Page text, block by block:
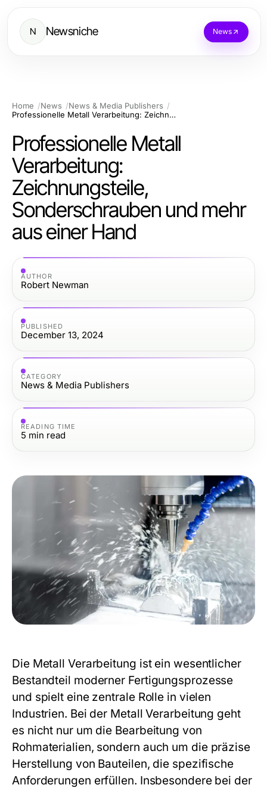
N Newsniche News
Home News
News & Media Publishers
Professionelle Metall Verarbeitung: Zeichnungsteile, Sonderschrauben und mehr aus einer Hand
Professionelle Metall
Verarbeitung:
Zeichnungsteile,
Sonderschrauben und mehr
aus einer Hand
AUTHOR
Robert Newman
PUBLISHED
December 13, 2024
CATEGORY
News & Media Publishers
READING TIME
5 min read
Die Metall Verarbeitung ist ein wesentlicher
Bestandteil moderner Fertigungsprozesse
und spielt eine zentrale Rolle in vielen
Industrien. Bei der Metall Verarbeitung geht
es nicht nur um die Bearbeitung von
Rohmaterialien, sondern auch um die präzise
Herstellung von Bauteilen, die spezifische
Anforderungen erfüllen. Insbesondere bei der